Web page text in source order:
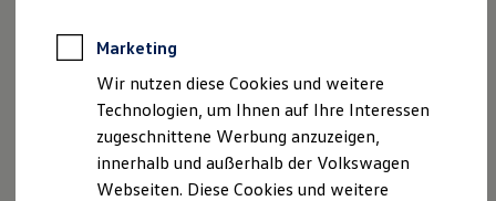
Rekuperation
Laden unterwegs
Laden Zuhause
Ladestationen finden
Ladezeitensimulator
Batterie
Sicherheit
Disclaimer von Volkswagen AG
Die in dieser Darstellung gezeigten Fahrzeuge und
Ausstattungen können in einzelnen Details vom aktuellen
deutschen Lieferprogramm abweichen. Abgebildet sind
teilweise Sonderausstattungen der Fahrzeuge gegen
Marketing
Wir nutzen diese Cookies und weitere
Technologien, um Ihnen auf Ihre Interessen
zugeschnittene Werbung anzuzeigen,
innerhalb und außerhalb der Volkswagen
Webseiten. Diese Cookies und weitere